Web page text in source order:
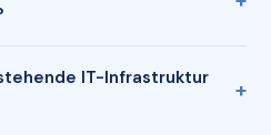
IT-Infrastruktur